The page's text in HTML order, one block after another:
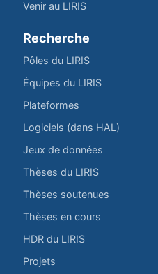
Venir au LIRIS
Recherche
Pôles du LIRIS
Équipes du LIRIS
Plateformes
Logiciels (dans HAL)
Jeux de données
Thèses du LIRIS
Thèses soutenues
Thèses en cours
HDR du LIRIS
Projets